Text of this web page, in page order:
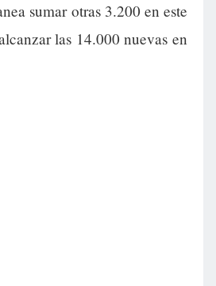
sumar otras 3.200 en este
las 14.000 nuevas en